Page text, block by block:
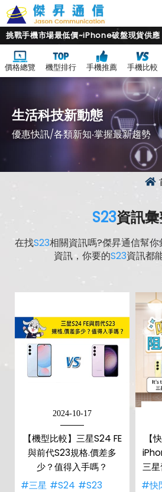
挑戰手機市場最低價~iPhone破盤現貨供應
價格總覽 機型排行 手機推薦 手機比較
生活科技新動態
優惠快訊/各類新知‧掌握最新趨勢
S23資訊
在找S23相關資訊嗎?傑昇通信幫你
資訊，你要的S23資訊都
2024-10-17
【機型比較】三星S24 FE
與前代S23規格.價差多
少？值得入手嗎？
#三星 #S24 #S23
【
三
#快